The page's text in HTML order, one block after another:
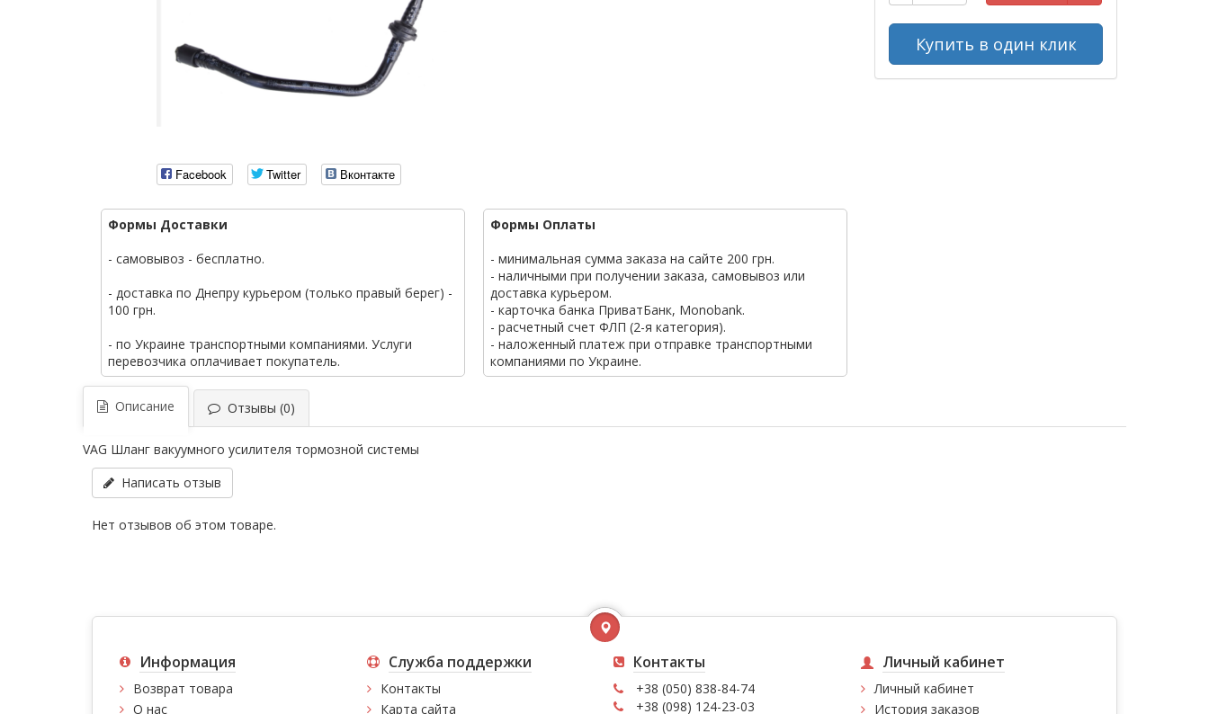
Facebook Twitter Вконтакте
Формы Доставки
- самовывоз - бесплатно.
- доставка по Днепру курьером (только правый берег) -
100 грн.
- по Украине транспортными компаниями. Услуги
перевозчика оплачивает покупатель.
Формы Оплаты
- минимальная сумма заказа на сайте 200 грн.
- наличными при получении заказа, самовывоз или
доставка курьером.
- карточка банка ПриватБанк, Monobank.
- расчетный счет ФЛП (2-я категория).
- наложенный платеж при отправке транспортными
компаниями по Украине.
Купить в один клик
Описание Отзывы (0)
VAG Шланг вакуумного усилителя тормозной системы
Написать отзыв
Нет отзывов об этом товаре.
Информация
Возврат товара
О нас
Служба поддержки
Контакты
Карта сайта
Контакты
+38 (050) 838-84-74
+38 (098) 124-23-03
Личный кабинет
Личный кабинет
История заказов